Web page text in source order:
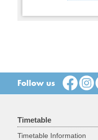
Follow us
Timetable
Timetable Information